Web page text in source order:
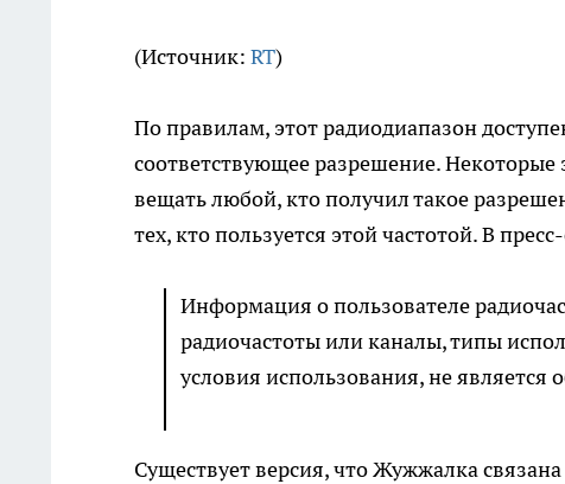
(Источник: RT)
По правилам, этот радиодиапазон
соответствующее разрешение.
вещать любой, кто получил такое
тех, кто пользуется этой частотой. В
Информация о пользователе
радиочастоты или каналы, типы
условия использования, не является
Существует версия, что Жужжалка